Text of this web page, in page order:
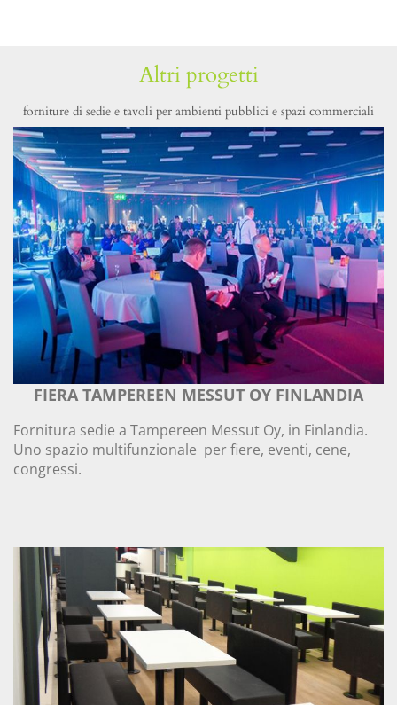
Altri progetti
forniture di sedie e tavoli per ambienti pubblici e spazi commerciali
FIERA TAMPEREEN MESSUT OY FINLANDIA
Fornitura sedie a Tampereen Messut Oy, in Finlandia.
Uno spazio multifunzionale per fiere, eventi, cene,
congressi.